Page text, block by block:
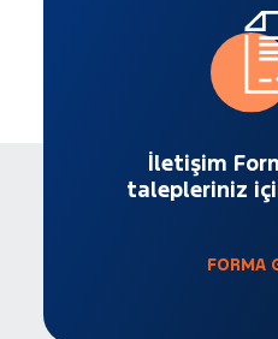
İletişim
talepleriniz
FORMA